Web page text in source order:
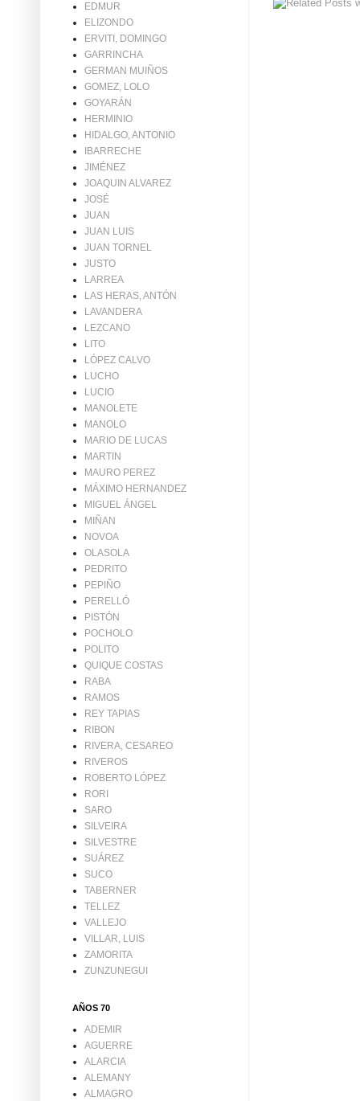
EDMUR
ELIZONDO
ERVITI, DOMINGO
GARRINCHA
GERMAN MUIÑOS
GOMEZ, LOLO
GOYARÁN
HERMINIO
HIDALGO, ANTONIO
IBARRECHE
JIMÉNEZ
JOAQUIN ALVAREZ
JOSÉ
JUAN
JUAN LUIS
JUAN TORNEL
JUSTO
LARREA
LAS HERAS, ANTÓN
LAVANDERA
LEZCANO
LITO
LÓPEZ CALVO
LUCHO
LUCIO
MANOLETE
MANOLO
MARIO DE LUCAS
MARTIN
MAURO PEREZ
MÁXIMO HERNANDEZ
MIGUEL ÁNGEL
MIÑAN
NOVOA
OLASOLA
PEDRITO
PEPIÑO
PERELLÓ
PISTÓN
POCHOLO
POLITO
QUIQUE COSTAS
RABA
RAMOS
REY TAPIAS
RIBON
RIVERA, CESAREO
RIVEROS
ROBERTO LÓPEZ
RORI
SARO
SILVEIRA
SILVESTRE
SUÁREZ
SUCO
TABERNER
TELLEZ
VALLEJO
VILLAR, LUIS
ZAMORITA
ZUNZUNEGUI
AÑOS 70
ADEMIR
AGUERRE
ALARCIA
ALEMANY
ALMAGRO